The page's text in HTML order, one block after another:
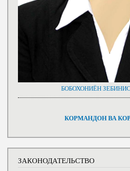
БОБОХОНИЁН
КОРМАНДОН ВА
ЗАКОНОДАТЕЛЬСТВО